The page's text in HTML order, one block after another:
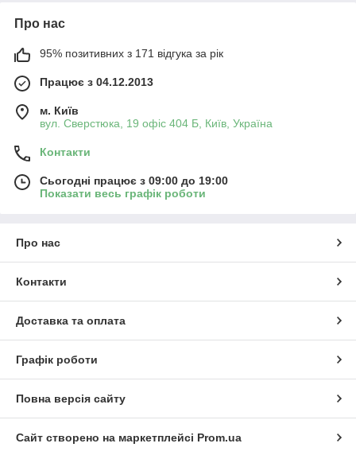
Про нас
95% позитивних з 171 відгука за рік
Працює з 04.12.2013
м. Київ
вул. Сверстюка, 19 офіс 404 Б, Київ, Україна
Контакти
Сьогодні працює з 09:00 до 19:00
Показати весь графік роботи
Про нас
Контакти
Доставка та оплата
Графік роботи
Повна версія сайту
Сайт створено на маркетплейсі Prom.ua